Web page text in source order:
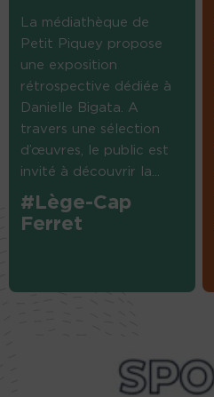
La médiathèque de
Petit Piquey propose
une exposition
rétrospective dédiée à
Danielle Bigata. A
travers une sélection
d’œuvres, le public est
invité à découvrir la...
#Lège-Cap
Ferret